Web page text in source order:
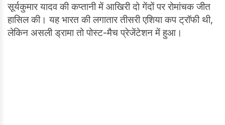
सूर्यकुमार यादव की कप्तानी में आखिरी दो गेंदों पर रोमांचक जीत
हासिल की। यह भारत की लगातार तीसरी एशिया कप ट्रॉफी थी,
लेकिन असली ड्रामा तो पोस्ट-मैच प्रेजेंटेशन में हुआ।